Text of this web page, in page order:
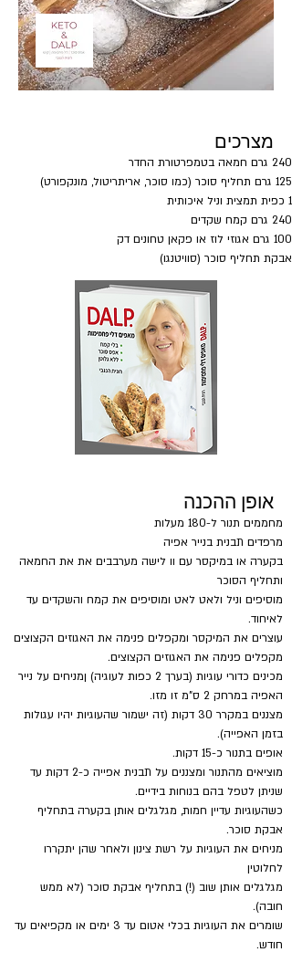
מצרכים
240 גרם חמאה בטמפרטורת החדר
125 גרם תחליף סוכר (כמו סוכר, אריתריטול, מונקפורט)
1 כפית תמצית וניל איכותית
240 גרם קמח שקדים
100 גרם אגוזי לוז או פקאן טחונים דק
אבקת תחליף סוכר (סוויטנגו)
אופן ההכנה
מחממים תנור ל-180 מעלות
מרפדים תבנית בנייר אפיה
בקערה או במיקסר עם וו לישה מערבבים את את החמאה
ותחליף הסוכר
מוסיפים וניל ולאט לאט ומוסיפים את קמח והשקדים עד
לאיחוד.
עוצרים את המיקסר ומקפלים פנימה את האגוזים הקצוצים
מקפלים פנימה את האגוזים הקצוצים.
מכינים כדורי עוגיות (בערך 2 כפות לעוגיה) ןמניחים על נייר
האפיה במרחק 2 ס"מ זו מזו.
מצננים במקרר 30 דקות (זה ישמור שהעוגיות יהיו עגולות
בזמן האפייה).
אופים בתנור כ-15 דקות.
מוציאים מהתנור ומצננים על תבנית אפייה כ-2 דקות עד
שניתן לטפל בהם בנוחות בידיים.
כשהעוגיות עדיין חמות, מגלגלים אותן בקערה בתחליף
אבקת סוכר.
מניחים את העוגיות על רשת צינון ולאחר שהן יתקררו
לחלוטין
מגלגלים אותן שוב (!) בתחליף אבקת סוכר (לא ממש
חובה).
שומרים את העוגיות בכלי אטום עד 3 ימים או מקפיאים עד
חודש.